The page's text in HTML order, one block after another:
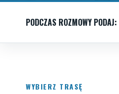
PODCZAS ROZMOWY PODAJ:
WYBIERZ TRASĘ